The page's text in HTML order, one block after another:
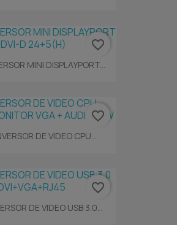
MINI DISPLAYPORT...
favorite_border
DE VIDEO CPU...
favorite_border
DE VIDEO USB 3.0...
favorite_border